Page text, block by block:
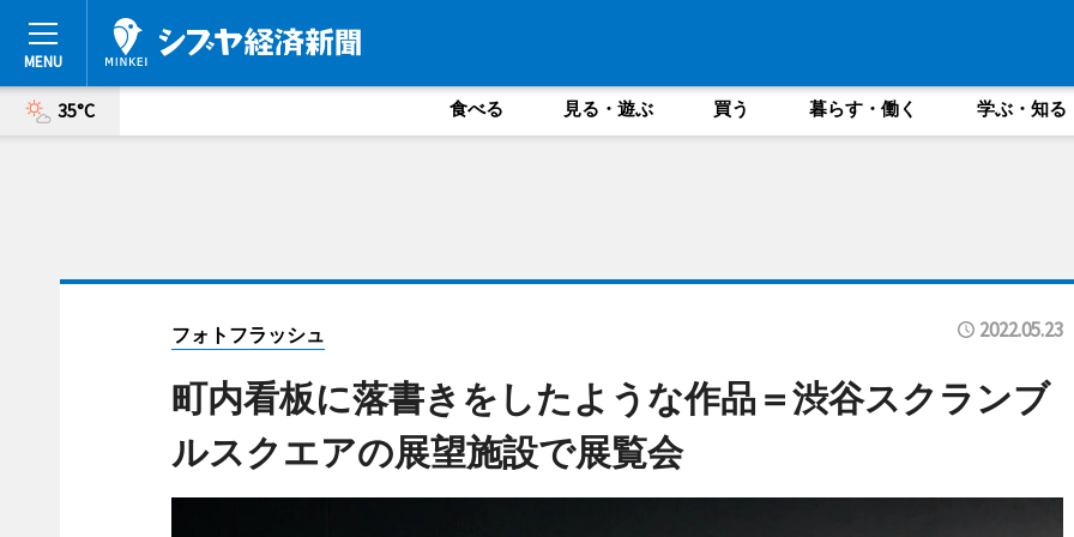
35°C 食べる 見る・遊ぶ 買う 暮らす・働く 学ぶ・知る
フォトフラッシュ 2022.05.23
町内看板に落書きをしたような作品＝渋谷スクランブ
ルスクエアの展望施設で展覧会